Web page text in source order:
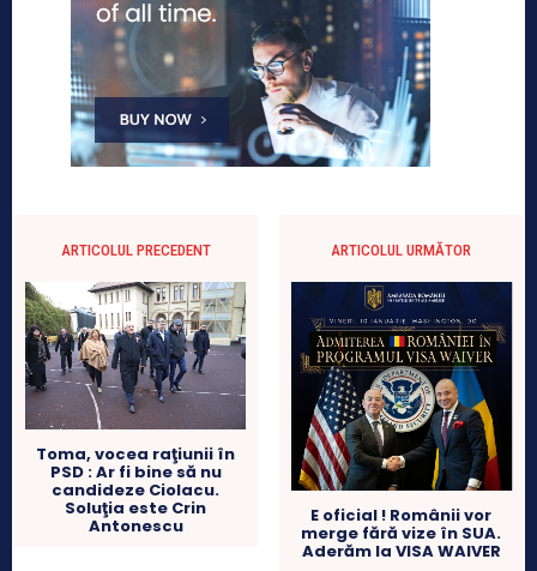
ARTICOLUL PRECEDENT
Toma, vocea raţiunii în
PSD : Ar fi bine să nu
candideze Ciolacu.
Soluţia este Crin
Antonescu
ARTICOLUL URMĂTOR
E oficial ! Românii vor
merge fără vize în SUA.
Aderăm la VISA WAIVER